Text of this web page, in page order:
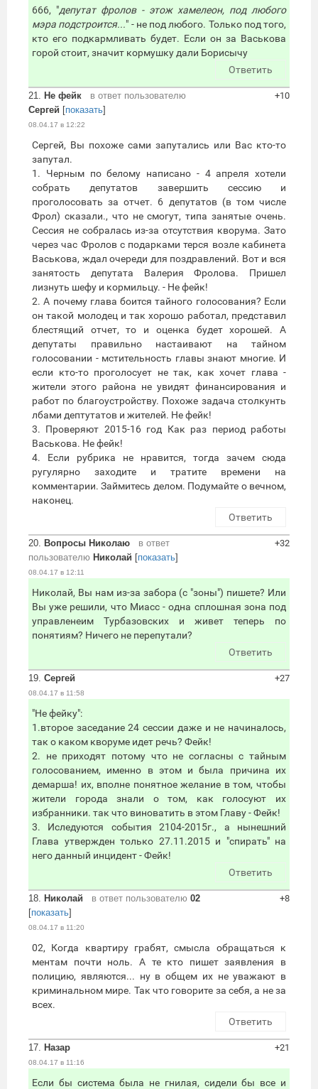
666, "депутат фролов - этож хамелеон, под любого
мэра подстроится..." - не под любого. Только под того,
кто его подкармливать будет. Если он за Васькова
горой стоит, значит кормушку дали Борисычу
Ответить
21. Не фейк
в ответ пользователю
Сергей [показать]
08.04.17 в 12:22
+10
Сергей, Вы похоже сами запутались или Вас кто-то
запутал.
1. Черным по белому написано - 4 апреля хотели
собрать депутатов завершить сессию и
проголосовать за отчет. 6 депутатов (в том числе
Фрол) сказали., что не смогут, типа занятые очень.
Сессия не собралась из-за отсутствия кворума. Зато
через час Фролов с подарками терся возле кабинета
Васькова, ждал очереди для поздравлений. Вот и вся
занятость депутата Валерия Фролова. Пришел
лизнуть шефу и кормильцу. - Не фейк!
2. А почему глава боится тайного голосования? Если
он такой молодец и так хорошо работал, представил
блестящий отчет, то и оценка будет хорошей. А
депутаты правильно настаивают на тайном
голосовании - мстительность главы знают многие. И
если кто-то проголосует не так, как хочет глава -
жители этого района не увидят финансирования и
работ по благоустройству. Похоже задача столкунть
лбами дептутатов и жителей. Не фейк!
3. Проверяют 2015-16 год Как раз период работы
Васькова. Не фейк!
4. Если рубрика не нравится, тогда зачем сюда
ругулярно заходите и тратите времени на
комментарии. Займитесь делом. Подумайте о вечном,
наконец.
Ответить
20. Вопросы Николаю
в ответ
пользователю Николай [показать]
08.04.17 в 12:11
+32
Николай, Вы нам из-за забора (с "зоны") пишете? Или
Вы уже решили, что Миасс - одна сплошная зона под
управленеим Турбазовских и живет теперь по
понятиям? Ничего не перепутали?
Ответить
19. Сергей
08.04.17 в 11:58
+27
"Не фейку":
1.второе заседание 24 сессии даже и не начиналось,
так о каком кворуме идет речь? Фейк!
2. не приходят потому что не согласны с тайным
голосованием, именно в этом и была причина их
демарша! их, вполне понятное желание в том, чтобы
жители города знали о том, как голосуют их
избранники. так что виноватить в этом Главу - Фейк!
3. Иследуются события 2104-2015г., а нынешний
Глава утвержден только 27.11.2015 и "спирать" на
него данный инцидент - Фейк!
Ответить
18. Николай в ответ пользователю 02
[показать]
08.04.17 в 11:20
+8
02, Когда квартиру грабят, смысла обращаться к
ментам почти ноль. А те кто пишет заявления в
полицию, являются... ну в общем их не уважают в
криминальном мире. Так что говорите за себя, а не за
всех.
Ответить
17. Назар
08.04.17 в 11:16
+21
Если бы система была не гнилая, сидели бы все и